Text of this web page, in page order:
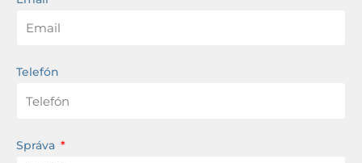
Telefón
Správa